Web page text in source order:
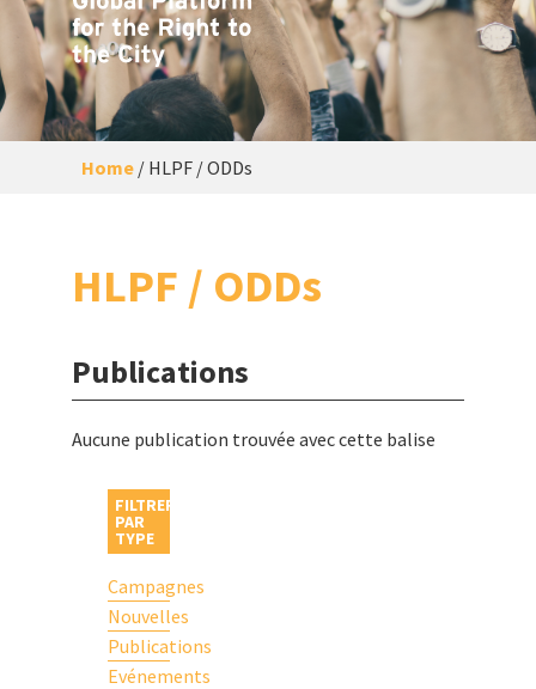
Home/ HLPF / ODDs
HLPF / ODDs
Publications
Aucune publication trouvée avec cette balise
FILTRER
PAR
TYPE
Campagnes
Nouvelles
Publications
Evénements